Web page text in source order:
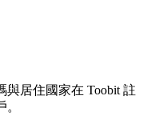
居住國家在 Toobit 註